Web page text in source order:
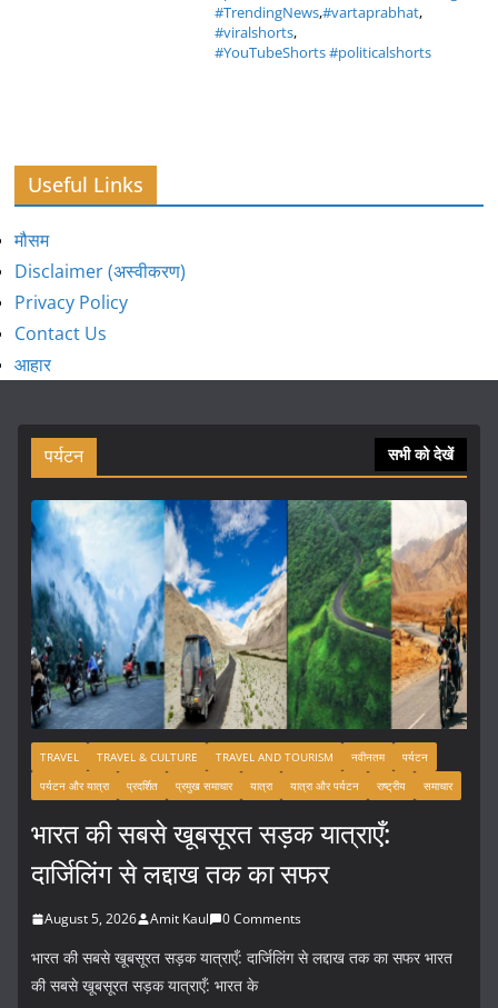
#TrendingNews,#vartaprabhat,
#viralshorts,
#YouTubeShorts #politicalshorts
Useful Links
मौसम
Disclaimer (अस्वीकरण)
Privacy Policy
Contact Us
आहार
पर्यटन सभी को देखें
TRAVEL TRAVEL & CULTURE TRAVEL AND TOURISM नवीनतम
पर्यटन
पर्यटन और यात्रा
प्रदर्शित प्रमुख समाचार यात्रा यात्रा और पर्यटन राष्ट्रीय समाचार
भारत की सबसे खूबसूरत सड़क यात्राएँ:
दार्जिलिंग से लद्दाख तक का सफर
August 5, 2026 Amit Kaul 0 Comments
भारत की सबसे खूबसूरत सड़क यात्राएँ: दार्जिलिंग से लद्दाख तक का सफर भारत
की सबसे खूबसूरत सड़क यात्राएँ: भारत के